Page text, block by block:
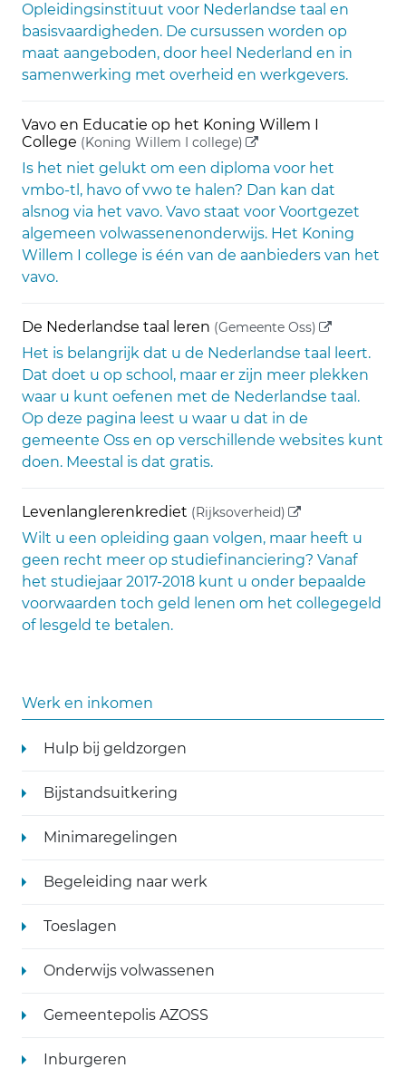
Opleidingsinstituut voor Nederlandse taal en
basisvaardigheden. De cursussen worden op
maat aangeboden, door heel Nederland en in
samenwerking met overheid en werkgevers.
Vavo en Educatie op het Koning Willem I
College (Koning Willem I college) (externe link)
Is het niet gelukt om een diploma voor het
vmbo-tl, havo of vwo te halen? Dan kan dat
alsnog via het vavo. Vavo staat voor Voortgezet
algemeen volwassenenonderwijs. Het Koning
Willem I college is één van de aanbieders van het
vavo.
De Nederlandse taal leren (Gemeente Oss) (externe
Het is belangrijk dat u de Nederlandse taal leert.
Dat doet u op school, maar er zijn meer plekken
waar u kunt oefenen met de Nederlandse taal.
Op deze pagina leest u waar u dat in de
gemeente Oss en op verschillende websites kunt
doen. Meestal is dat gratis.
Levenlanglerenkrediet (Rijksoverheid) (externe link)
Wilt u een opleiding gaan volgen, maar heeft u
geen recht meer op studiefinanciering? Vanaf
het studiejaar 2017-2018 kunt u onder bepaalde
voorwaarden toch geld lenen om het collegegeld
of lesgeld te betalen.
Werk en inkomen
Hulp bij geldzorgen
Bijstandsuitkering
Minimaregelingen
Begeleiding naar werk
Toeslagen
Onderwijs volwassenen
Gemeentepolis AZOSS
Inburgeren